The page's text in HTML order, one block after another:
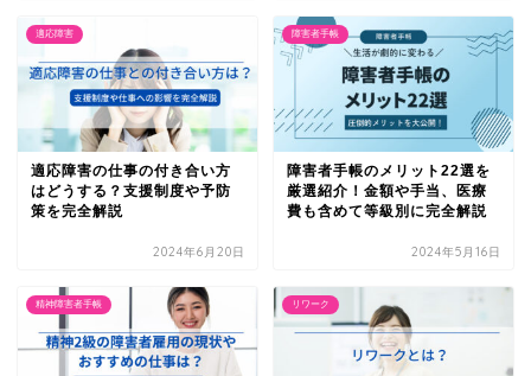
適応障害
適応障害の仕事の付き合い方
はどうする？支援制度や予防
策を完全解説
2024年6月20日
障害者手帳
障害者手帳のメリット22選を
厳選紹介！金額や手当、医療
費も含めて等級別に完全解説
2024年5月16日
精神障害者手帳 リワーク